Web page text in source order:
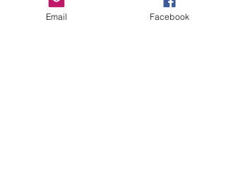
Email Facebook